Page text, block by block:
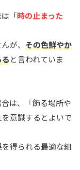
「時の止まった
が、 その色鮮やか
と言われていま
は、「飾る場所や
意識するとよいで
得られる最適な組